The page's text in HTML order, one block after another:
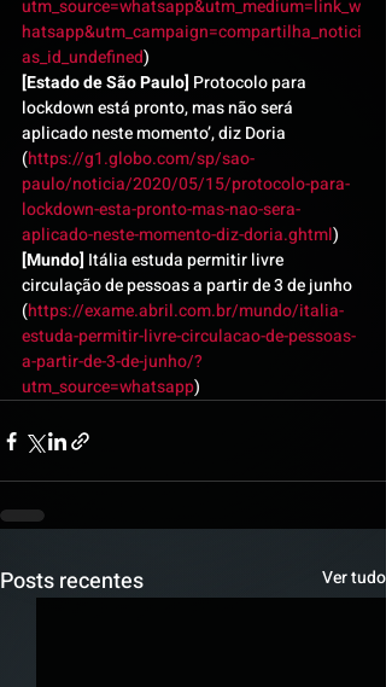
utm_source=whatsapp&utm_medium=link_w
hatsapp&utm_campaign=compartilha_notici
as_id_undefined)
[Estado de São Paulo] Protocolo para
lockdown está pronto, mas não será
aplicado neste momento’, diz Doria
(https://g1.globo.com/sp/sao-
paulo/noticia/2020/05/15/protocolo-para-
lockdown-esta-pronto-mas-nao-sera-
aplicado-neste-momento-diz-doria.ghtml)
[Mundo] Itália estuda permitir livre
circulação de pessoas a partir de 3 de junho
(https://exame.abril.com.br/mundo/italia-
estuda-permitir-livre-circulacao-de-pessoas-
a-partir-de-3-de-junho/?
utm_source=whatsapp)
Posts recentes Ver tudo